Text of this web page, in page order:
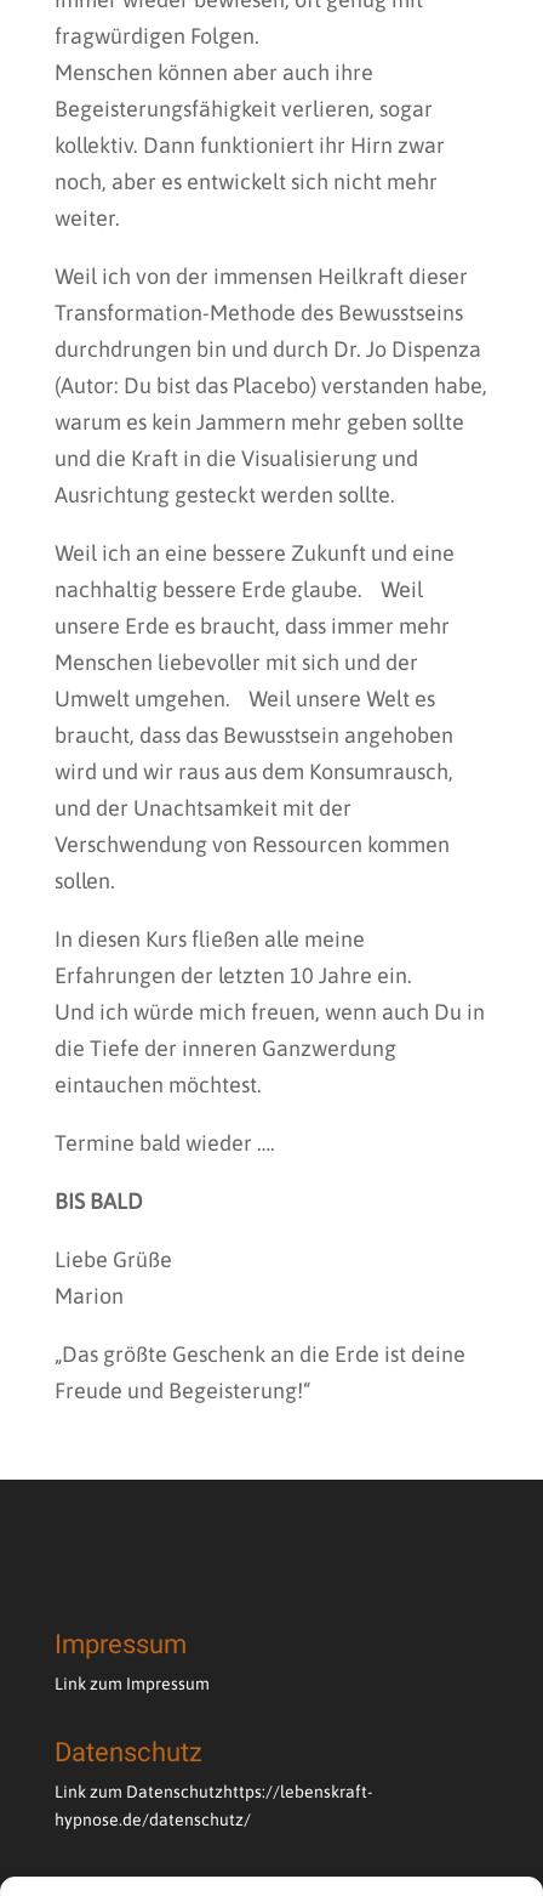
fragwürdigen Folgen.
Menschen können aber auch ihre
Begeisterungsfähigkeit verlieren, sogar
kollektiv. Dann funktioniert ihr Hirn zwar
noch, aber es entwickelt sich nicht mehr
weiter.
Weil ich von der immensen Heilkraft dieser
Transformation-Methode des Bewusstseins
durchdrungen bin und durch Dr. Jo Dispenza
(Autor: Du bist das Placebo) verstanden habe,
warum es kein Jammern mehr geben sollte
und die Kraft in die Visualisierung und
Ausrichtung gesteckt werden sollte.
Weil ich an eine bessere Zukunft und eine
nachhaltig bessere Erde glaube. Weil
unsere Erde es braucht, dass immer mehr
Menschen liebevoller mit sich und der
Umwelt umgehen. Weil unsere Welt es
braucht, dass das Bewusstsein angehoben
wird und wir raus aus dem Konsumrausch,
und der Unachtsamkeit mit der
Verschwendung von Ressourcen kommen
sollen.
In diesen Kurs fließen alle meine
Erfahrungen der letzten 10 Jahre ein.
Und ich würde mich freuen, wenn auch Du in
die Tiefe der inneren Ganzwerdung
eintauchen möchtest.
Termine bald wieder ….
BIS BALD
Liebe Grüße
Marion
„Das größte Geschenk an die Erde ist deine
Freude und Begeisterung!“
Impressum
Link zum Impressum
Datenschutz
Link zum Datenschutzhttps://lebenskraft-
hypnose.de/datenschutz/